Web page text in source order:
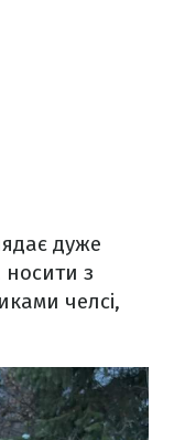
дуже
носити з
челсі,